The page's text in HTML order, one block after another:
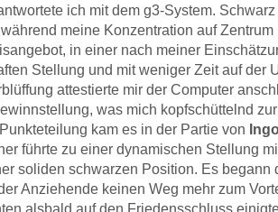
ich mit dem g3-System.
meine Konzentration auf
in einer nach meiner
Stellung und mit weniger Zeit auf der
attestierte mir der Computer
was mich kopfschüttelnd
kam es in der Partie von
führte zu einer dynamischen Stellung
soliden schwarzen Position. Es begann
Anziehende keinen Weg mehr zum